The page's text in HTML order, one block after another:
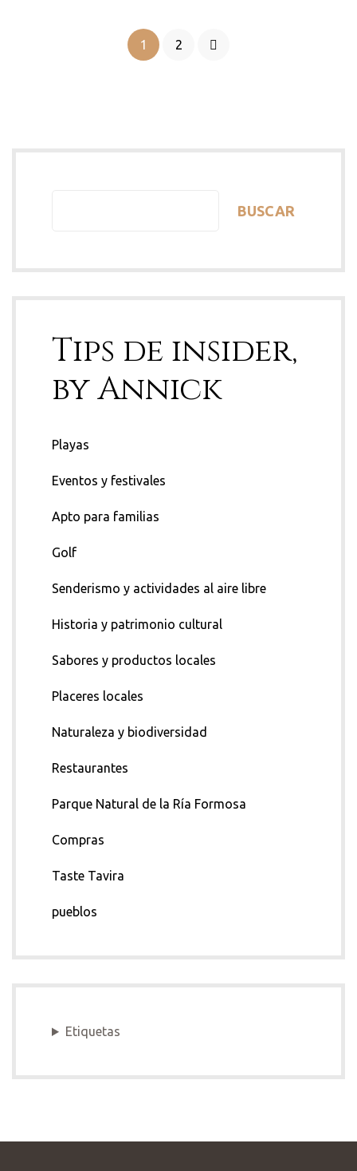
1 2
BUSCAR
Tips de insider,
by Annick
Playas
Eventos y festivales
Apto para familias
Golf
Senderismo y actividades al aire libre
Historia y patrimonio cultural
Sabores y productos locales
Placeres locales
Naturaleza y biodiversidad
Restaurantes
Parque Natural de la Ría Formosa
Compras
Taste Tavira
pueblos
Etiquetas